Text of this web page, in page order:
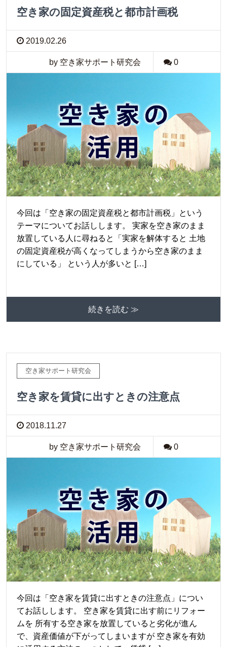
空き家の固定資産税と都市計画税
2019.02.26
by 空き家サポート研究会 0
今回は「空き家の固定資産税と都市計画税」という
テーマについてお話しします。 実家を空き家のまま
放置している人に尋ねると「実家を解体すると 土地
の固定資産税が高くなってしまうから空き家のまま
にしている」 という人が多いと […]
続きを読む ≫
空き家サポート研究会
空き家を賃貸に出すときの注意点
2018.11.27
by 空き家サポート研究会 0
今回は「空き家を賃貸に出すときの注意点」につい
てお話しします。 空き家を賃貸に出す前にリフォー
ムを 所有する空き家を放置していると劣化が進ん
で、資産価値が下がってしまいますが 空き家を有効